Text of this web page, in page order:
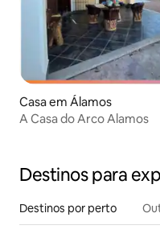
Casa em Álamos
A Casa do Arco Alamos
Destinos para
Destinos por perto